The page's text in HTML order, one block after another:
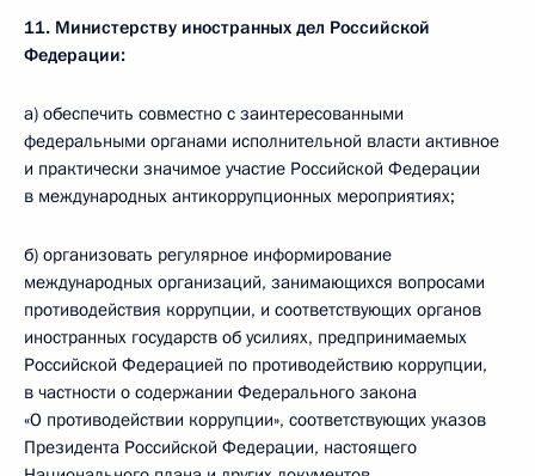
11. Министерству иностранных дел Российской
Федерации:
а) обеспечить совместно с заинтересованными
федеральными органами исполнительной власти активное
и практически значимое участие Российской Федерации
в международных антикоррупционных мероприятиях;
б) организовать регулярное информирование
международных организаций, занимающихся вопросами
противодействия коррупции, и соответствующих органов
иностранных государств об усилиях, предпринимаемых
Российской Федерацией по противодействию коррупции,
в частности о содержании Федерального закона
«О противодействии коррупции», соответствующих указов
Президента Российской Федерации, настоящего